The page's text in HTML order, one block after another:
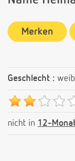
Merken
Geschlecht :
nicht in 12-